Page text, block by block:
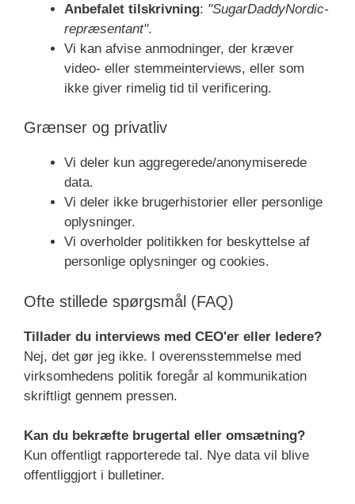
Anbefalet tilskrivning: "SugarDaddyNordic-
repræsentant".
Vi kan afvise anmodninger, der kræver
video- eller stemmeinterviews, eller som
ikke giver rimelig tid til verificering.
Grænser og privatliv
Vi deler kun aggregerede/anonymiserede
data.
Vi deler ikke brugerhistorier eller personlige
oplysninger.
Vi overholder politikken for beskyttelse af
personlige oplysninger og cookies.
Ofte stillede spørgsmål (FAQ)
Tillader du interviews med CEO'er eller ledere?
Nej, det gør jeg ikke. I overensstemmelse med
virksomhedens politik foregår al kommunikation
skriftligt gennem pressen.
Kan du bekræfte brugertal eller omsætning?
Kun offentligt rapporterede tal. Nye data vil blive
offentliggjort i bulletiner.